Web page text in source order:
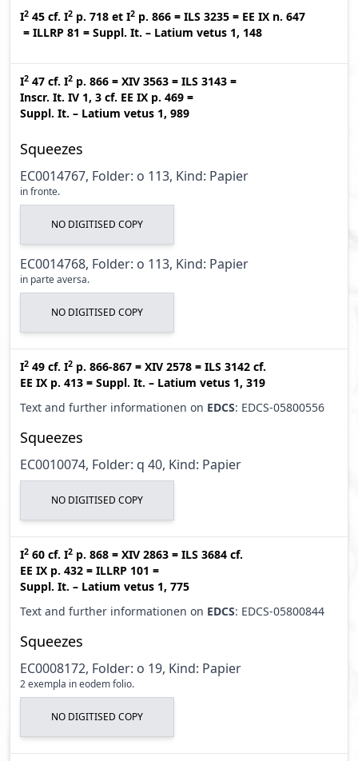
I2 45 cf. I2 p. 718 et I2 p. 866 = ILS 3235 = EE IX n. 647
= ILLRP 81 = Suppl. It. – Latium vetus 1, 148
I2 47 cf. I2 p. 866 = XIV 3563 = ILS 3143 =
Inscr. It. IV 1, 3 cf. EE IX p. 469 =
Suppl. It. – Latium vetus 1, 989
Squeezes
EC0014767, Folder: o 113, Kind: Papier
in fronte.
NO DIGITISED COPY
EC0014768, Folder: o 113, Kind: Papier
in parte aversa.
NO DIGITISED COPY
I2 49 cf. I2 p. 866-867 = XIV 2578 = ILS 3142 cf.
EE IX p. 413 = Suppl. It. – Latium vetus 1, 319
Text and further informationen on EDCS: EDCS-05800556
Squeezes
EC0010074, Folder: q 40, Kind: Papier
NO DIGITISED COPY
I2 60 cf. I2 p. 868 = XIV 2863 = ILS 3684 cf.
EE IX p. 432 = ILLRP 101 =
Suppl. It. – Latium vetus 1, 775
Text and further informationen on EDCS: EDCS-05800844
Squeezes
EC0008172, Folder: o 19, Kind: Papier
2 exempla in eodem folio.
NO DIGITISED COPY